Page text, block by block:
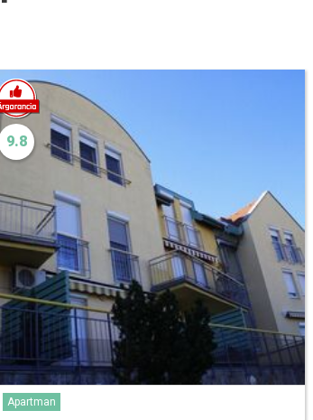
9.8
Apartman